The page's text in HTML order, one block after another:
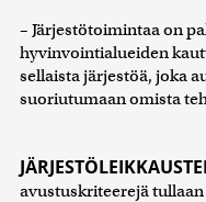
– Järjestötoimintaa on
hyvinvointialueiden
sellaista järjestöä, joka
suoriutumaan omista
avustuskriteerejä